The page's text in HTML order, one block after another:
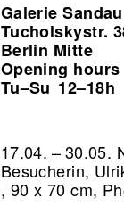
Galerie Sandau
Tucholskystr.
Berlin Mitte
Opening hours
Tu–Su 12–18h
17.04. – 30.05.
Besucherin,
, 90 x 70 cm,